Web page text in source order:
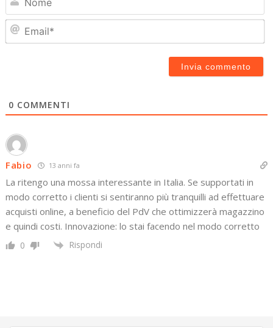
0 COMMENTI
Fabio 13 anni fa
La ritengo una mossa interessante in Italia. Se supportati in
modo corretto i clienti si sentiranno più tranquilli ad effettuare
acquisti online, a beneficio del PdV che ottimizzerà magazzino
e quindi costi. Innovazione: lo stai facendo nel modo corretto
0 Rispondi